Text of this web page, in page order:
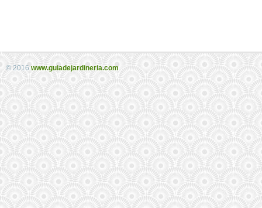
© 2016www.guiadejardineria.com